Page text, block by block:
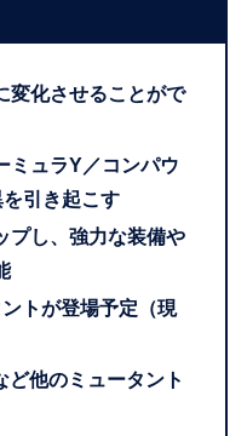
変化させることがで
ミュラY／コンパウ
引き起こす
プし、強力な装備や
トが登場予定（現
ど他のミュータント